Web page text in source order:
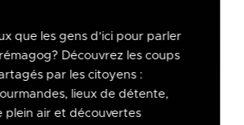
que les gens d’ici pour parler
Découvrez les coups
par les citoyens :
lieux de détente,
plein air et découvertes